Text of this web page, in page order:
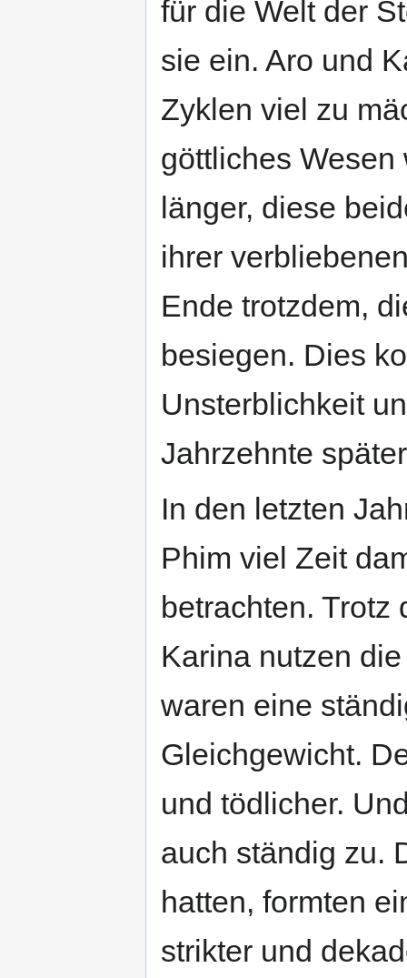
für die Welt der
sie ein. Aro und
Zyklen viel zu
göttliches
länger, diese
ihrer
Ende trotzdem,
besiegen. Dies
Unsterblichkeit
Jahrzehnte
In den letzten
Phim viel Zeit
betrachten. Trotz
Karina nutzen
waren eine
Gleichgewicht.
und tödlicher.
auch ständig zu.
hatten, formten
strikter und